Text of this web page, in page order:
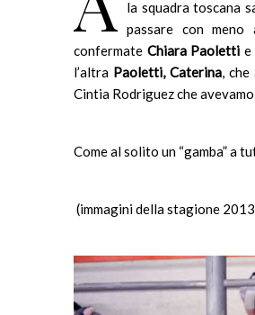
la squadra toscana
passare con meno
confermate Chiara Paoletti e
l’altra Paoletti, Caterina, che
Cintia Rodriguez che
Come al solito un “gamba” a
(immagini della stagione